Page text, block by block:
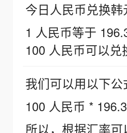
今日人民币兑换韩
1 人民币等于
100 人民币可以兑
我们可以用以下公
100 人民币 *
所以，根据汇率